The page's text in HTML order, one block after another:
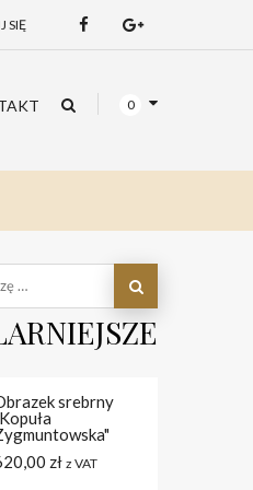
SIĘ
0
srebrny
zł z VAT